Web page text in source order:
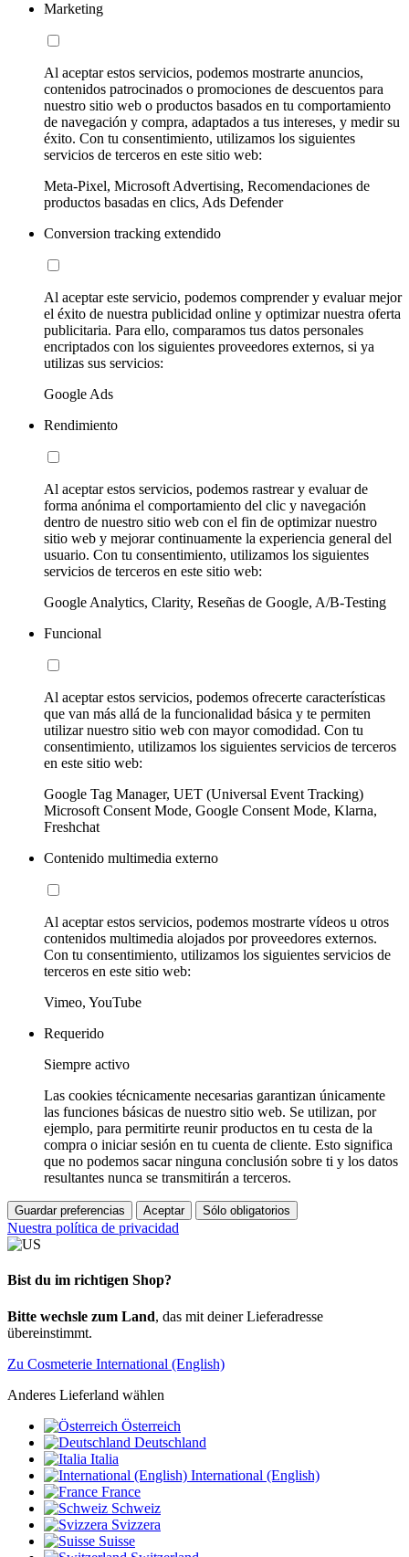
Marketing
Al aceptar estos servicios, podemos mostrarte anuncios,
contenidos patrocinados o promociones de descuentos para
nuestro sitio web o productos basados en tu comportamiento
de navegación y compra, adaptados a tus intereses, y medir su
éxito. Con tu consentimiento, utilizamos los siguientes
servicios de terceros en este sitio web:
Meta-Pixel, Microsoft Advertising, Recomendaciones de
productos basadas en clics, Ads Defender
Conversion tracking extendido
Al aceptar este servicio, podemos comprender y evaluar mejor
el éxito de nuestra publicidad online y optimizar nuestra oferta
publicitaria. Para ello, comparamos tus datos personales
encriptados con los siguientes proveedores externos, si ya
utilizas sus servicios:
Google Ads
Rendimiento
Al aceptar estos servicios, podemos rastrear y evaluar de
forma anónima el comportamiento del clic y navegación
dentro de nuestro sitio web con el fin de optimizar nuestro
sitio web y mejorar continuamente la experiencia general del
usuario. Con tu consentimiento, utilizamos los siguientes
servicios de terceros en este sitio web:
Google Analytics, Clarity, Reseñas de Google, A/B-Testing
Funcional
Al aceptar estos servicios, podemos ofrecerte características
que van más allá de la funcionalidad básica y te permiten
utilizar nuestro sitio web con mayor comodidad. Con tu
consentimiento, utilizamos los siguientes servicios de terceros
en este sitio web:
Google Tag Manager, UET (Universal Event Tracking)
Microsoft Consent Mode, Google Consent Mode, Klarna,
Freshchat
Contenido multimedia externo
Al aceptar estos servicios, podemos mostrarte vídeos u otros
contenidos multimedia alojados por proveedores externos.
Con tu consentimiento, utilizamos los siguientes servicios de
terceros en este sitio web:
Vimeo, YouTube
Requerido
Siempre activo
Las cookies técnicamente necesarias garantizan únicamente
las funciones básicas de nuestro sitio web. Se utilizan, por
ejemplo, para permitirte reunir productos en tu cesta de la
compra o iniciar sesión en tu cuenta de cliente. Esto significa
que no podemos sacar ninguna conclusión sobre ti y los datos
resultantes nunca se transmitirán a terceros.
Guardar preferencias Aceptar Sólo obligatorios
Nuestra política de privacidad
Bist du im richtigen Shop?
Bitte wechsle zum Land, das mit deiner Lieferadresse
übereinstimmt.
Zu Cosmeterie International (English)
Anderes Lieferland wählen
Österreich
Deutschland
Italia
International (English)
France
Schweiz
Svizzera
Suisse